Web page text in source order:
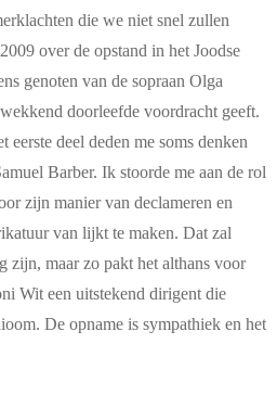
die we niet snel zullen
over de opstand in het Joodse
genoten van de sopraan Olga
doorleefde voordracht geeft.
eerste deel deden me soms denken
Barber. Ik stoorde me aan de rol
zijn manier van declameren en
van lijkt te maken. Dat zal
zijn, maar zo pakt het althans voor
Wit een uitstekend dirigent die
De opname is sympathiek en het